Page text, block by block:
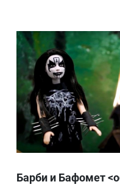
Барби и Бафомет